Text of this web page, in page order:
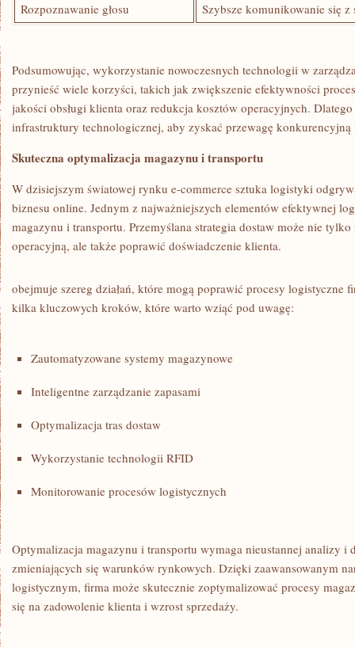
Rozpoznawanie głosu
Szybsze komunikowanie się z
Podsumowując, wykorzystanie nowoczesnych technologii w
przynieść wiele korzyści, takich jak zwiększenie efektywności
jakości ​obsługi klienta ⁢oraz redukcja‌ kosztów operacyjnych.
infrastruktury technologicznej, aby zyskać przewagę
Skuteczna optymalizacja magazynu i transportu
W dzisiejszym⁣ światowej rynku e-commerce sztuka⁤ logistyki
biznesu online. Jednym⁤ z ⁣najważniejszych​ elementów efektywnej
magazynu i transportu.⁢ Przemyślana ⁢strategia ⁤dostaw może nie⁣
operacyjną,‍ ale także poprawić‍ doświadczenie klienta.
‌obejmuje szereg działań, które mogą poprawić procesy⁢ logistyczne
kilka⁤ kluczowych kroków,⁣ które warto wziąć pod uwagę:
Zautomatyzowane systemy magazynowe
Inteligentne zarządzanie zapasami
Optymalizacja tras dostaw
Wykorzystanie technologii⁤ RFID
Monitorowanie procesów ⁤logistycznych
Optymalizacja magazynu ⁣i transportu wymaga nieustannej analizy i​
zmieniających się warunków rynkowych. Dzięki zaawansowanym
logistycznym, firma może ⁤skutecznie‍ zoptymalizować​ procesy
się ‌na zadowolenie‌ klienta‌ i wzrost sprzedaży.